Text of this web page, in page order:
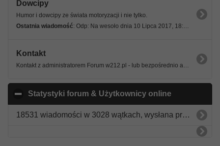
Dowcipy
Humor i dowcipy ze świata motoryzacji i nie tylko.
Ostatnia wiadomość: Odp: Na wesoło dnia 10 Lipca 2017, 18:12 25s
Kontakt
Kontakt z administratorem Forum w212.pl - lub bezpośrednio admin@w212.pl.
Statystyki forum & Użytkownicy online
18531 wiadomości w 3028 wątkach, wysłana przez 2882 użytkowników.